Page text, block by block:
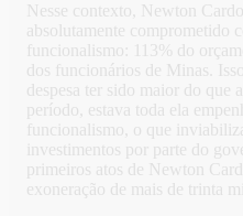
Nesse contexto, Newton
absolutamente comprometido
funcionalismo: 113% do
dos funcionários de Minas.
despesa ter sido maior do que
período, estava toda ela
funcionalismo, o que
investimentos por parte do
primeiros atos de Newton
exoneração de mais de trinta